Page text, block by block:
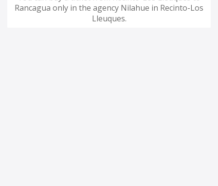
Rancagua only in the agency Nilahue in Recinto-Los
Lleuques.